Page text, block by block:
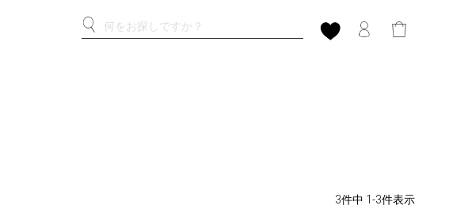
3件中 1-3件表示